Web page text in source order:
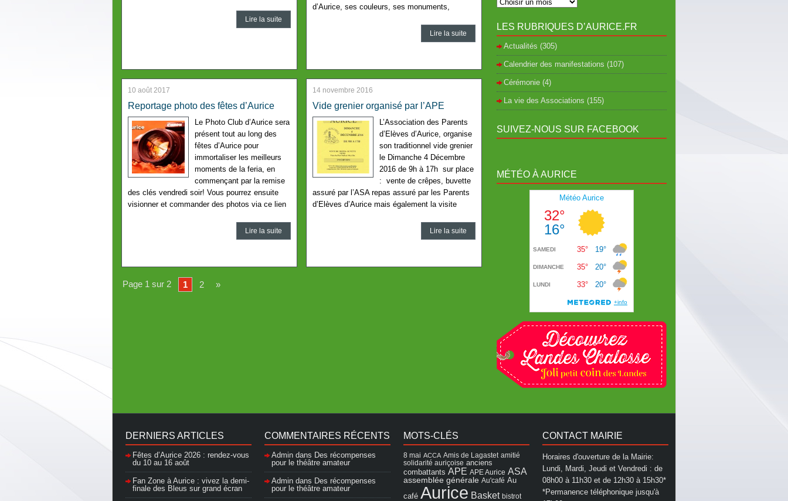
Lire la suite
d’Aurice, ses couleurs, ses monuments,
Lire la suite
10 août 2017
Reportage photo des fêtes d’Aurice
Le Photo Club d’Aurice sera
présent tout au long des
fêtes d’Aurice pour
immortaliser les meilleurs
moments de la feria, en
commençant par la remise
des clés vendredi soir! Vous pourrez ensuite
visionner et commander des photos via ce lien
Lire la suite
14 novembre 2016
Vide grenier organisé par l’APE
L’Association des Parents
d’Elèves d’Aurice, organise
son traditionnel vide grenier
le Dimanche 4 Décembre
2016 de 9h à 17h sur place
: vente de crêpes, buvette
assuré par l’ASA repas assuré par les Parents
d’Elèves d’Aurice mais également la visite
Lire la suite
Page 1 sur 2 1 2 »
LES RUBRIQUES D’AURICE.FR
Actualités (305)
Calendrier des manifestations (107)
Cérémonie (4)
La vie des Associations (155)
SUIVEZ-NOUS SUR FACEBOOK
MÉTÉO À AURICE
DERNIERS ARTICLES
Fêtes d’Aurice 2026 : rendez-vous
du 10 au 16 août
Fan Zone à Aurice : vivez la demi-
finale des Bleus sur grand écran
COMMENTAIRES RÉCENTS
Admin dans Des récompenses
pour le théâtre amateur
Admin dans Des récompenses
pour le théâtre amateur
MOTS-CLÉS
8 mai ACCA Amis de Lagastet amitié
solidarité auriçoise anciens
combattants APE APE Aurice ASA
assemblée générale Au'café Au
café Aurice Basket bistrot
CONTACT MAIRIE
Horaires d'ouverture de la Mairie:
Lundi, Mardi, Jeudi et Vendredi : de
08h00 à 11h30 et de 12h30 à 15h30*
*Permanence téléphonique jusqu'à